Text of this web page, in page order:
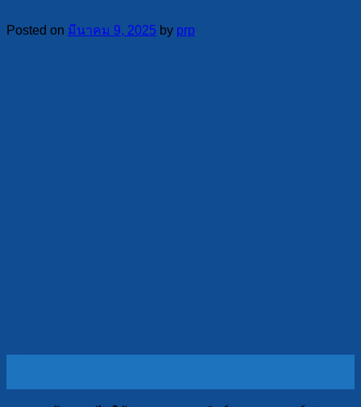
Posted on มีนาคม 9, 2025 by prp